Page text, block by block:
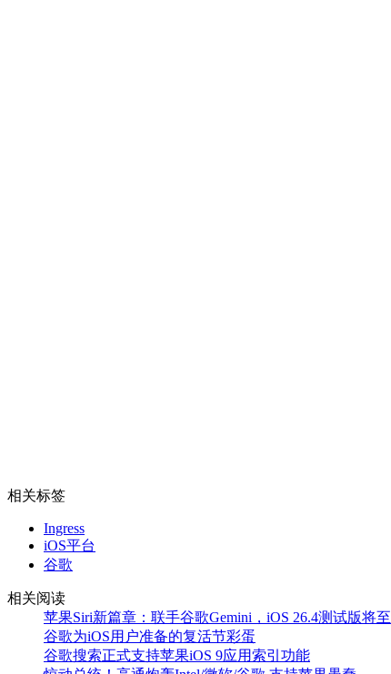
相关标签
Ingress
iOS平台
谷歌
相关阅读
苹果Siri新篇章：联手谷歌Gemini，iOS 26.4测试版将至
谷歌为iOS用户准备的复活节彩蛋
谷歌搜索正式支持苹果iOS 9应用索引功能